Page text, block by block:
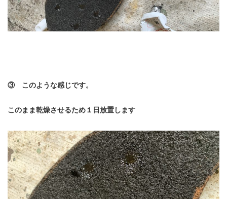
③ このような感じです。
このまま乾燥させるため１日放置します